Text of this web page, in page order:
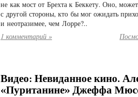
не как мост от Брехта к Беккету. Оно,
с другой стороны, кто бы мог ожидать
и неотразимее, чем Лорре?..
1 комментарий »
Видео: Невиданное кино.
«Пуританине» Джеффа